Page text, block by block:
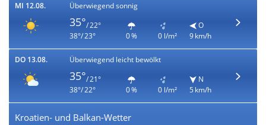
MI 12.08. Überwiegend sonnig
35°/ 22°
38°/ 23°
0 % 0 l/m²
O
9 km/h
DO 13.08. Überwiegend leicht bewölkt
35°/ 21°
38°/ 22°
0 % 0 l/m²
N
5 km/h
Kroatien- und Balkan-Wetter